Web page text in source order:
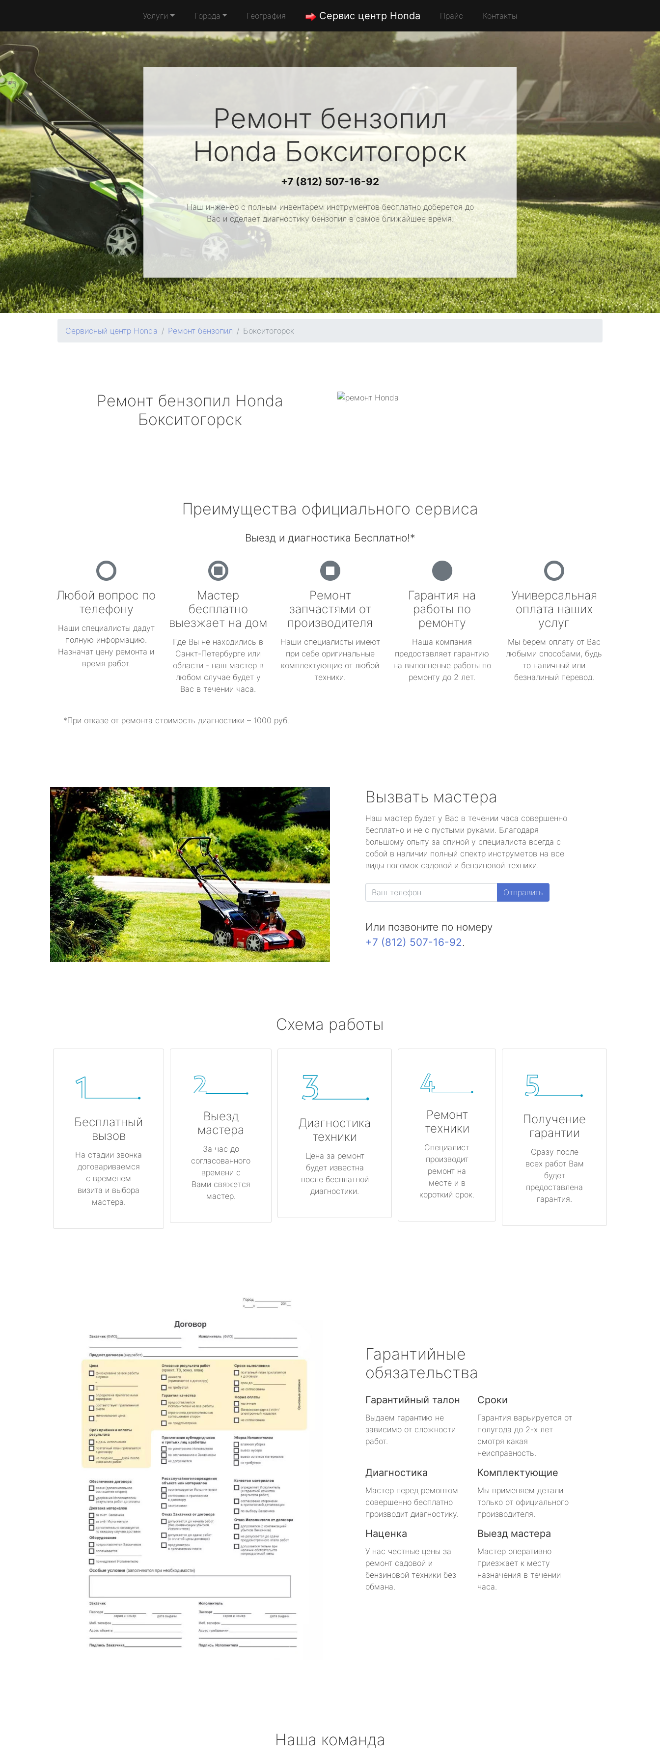
Услуги Города География Сервис центр Honda Прайс Контакты
Ремонт бензопил
HondaБокситогорск
+7 (812) 507-16-92
Наш инженер с полным инвентарем инструментов бесплатно доберется до
Вас и сделает диагностику бензопил в самое ближайшее время.
Сервисный центр Honda Ремонт бензопил Бокситогорск
Ремонт бензопил Honda
Бокситогорск
Преимущества официального сервиса
Выезд и диагностика Бесплатно!*
Любой вопрос по
телефону
Наши специалисты дадут
полную информацию.
Назначат цену ремонта и
время работ.
Мастер
бесплатно
выезжает на дом
Где Вы не находились в
Санкт-Петербурге или
области - наш мастер в
любом случае будет у
Вас в течении часа.
Ремонт
запчастями от
производителя
Наши специалисты имеют
при себе оригинальные
комплектующие от любой
техники.
Гарантия на
работы по
ремонту
Наша компания
предоставляет гарантию
на выполненые работы по
ремонту до 2 лет.
Универсальная
оплата наших
услуг
Мы берем оплату от Вас
любыми способами, будь
то наличный или
безналиный перевод.
*При отказе от ремонта стоимость диагностики – 1000 руб.
Вызвать мастера
Наш мастер будет у Вас в течении часа совершенно
бесплатно и не с пустыми руками. Благодаря
большому опыту за спиной у специалиста всегда с
собой в наличии полный спектр инструметов на все
виды поломок садовой и бензиновой техники.
Отправить
Или позвоните по номеру
+7 (812) 507-16-92.
Схема работы
Бесплатный
вызов
На стадии звонка
договариваемся
с временем
визита и выбора
мастера.
Выезд
мастера
За час до
согласованного
времени с
Вами свяжется
мастер.
Диагностика
техники
Цена за ремонт
будет известна
после бесплатной
диагностики.
Ремонт
техники
Специалист
производит
ремонт на
месте и в
короткий срок.
Получение
гарантии
Сразу после
всех работ Вам
будет
предоставлена
гарантия.
Гарантийные
обязательства
Гарантийный талон
Выдаем гарантию не
зависимо от сложности
работ.
Сроки
Гарантия варьируется от
полугода до 2-х лет
смотря какая
неисправность.
Диагностика
Мастер перед ремонтом
совершенно бесплатно
производит диагностику.
Комплектующие
Мы применяем детали
только от официального
производителя.
Наценка
У нас честные цены за
ремонт садовой и
бензиновой техники без
обмана.
Выезд мастера
Мастер оперативно
приезжает к месту
назначения в течении
часа.
Наша команда